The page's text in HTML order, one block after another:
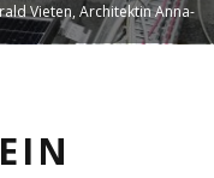
Vieten, Architektin Anna-